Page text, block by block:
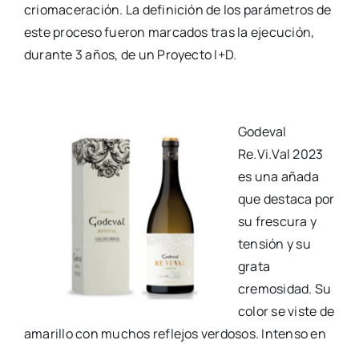
criomaceración. La definición de los parámetros de
este proceso fueron marcados tras la ejecución,
durante 3 años, de un Proyecto I+D.
Godeval
Re.Vi.Val 2023
es una añada
que destaca por
su frescura y
tensión y su
grata
cremosidad. Su
color se viste de
amarillo con muchos reflejos verdosos. Intenso en